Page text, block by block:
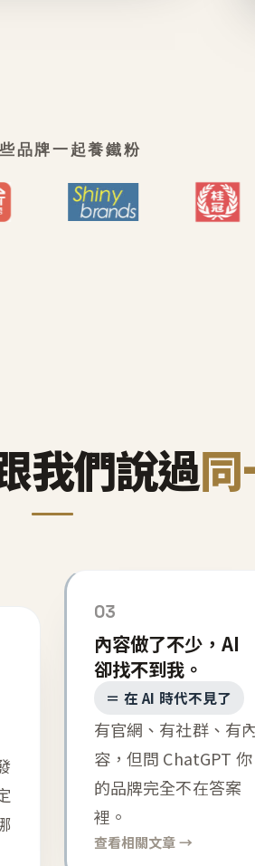
品牌一起養鐵粉
我們說過同
03
內容做了不少，AI
卻找不到我。
＝ 在 AI 時代不見了
有官網、有社群、有
容，但問 ChatGPT 你
的品牌完全不在答案
裡。
查看相關文章 →